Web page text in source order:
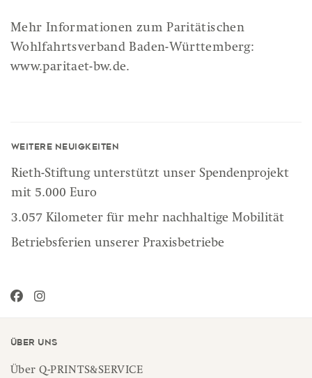
Mehr Informationen zum Paritätischen
Wohlfahrtsverband Baden-Württemberg:
www.paritaet-bw.de.
Weitere Neuigkeiten
Rieth-Stiftung unterstützt unser Spendenprojekt
mit 5.000 Euro
3.057 Kilometer für mehr nachhaltige Mobilität
Betriebsferien unserer Praxisbetriebe
Über uns
Über Q-PRINTS&SERVICE